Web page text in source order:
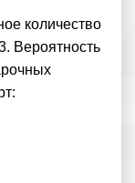
количество
Вероятность